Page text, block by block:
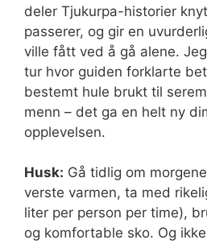
deler Tjukurpa-historier
passerer, og gir en
ville fått ved å gå alene.
tur hvor guiden forklarte
bestemt hule brukt til
menn – det ga en helt ny
opplevelsen.
Husk: Gå tidlig om
verste varmen, ta med
liter per person per time),
og komfortable sko. Og